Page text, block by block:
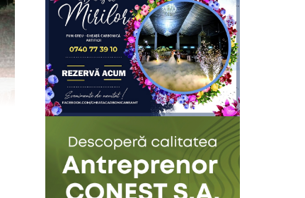
Colegiul Tehnic Ion Creang[ din Târgu Neamț
găzduiește mâine, pe 12 iunie concursul național
„Creangă... la el acasă”. Între orele 9 și 12 se vor
desfășura activități pe secțiuni precum creație
literară, proiecte, și Ciștește, rogu-te... Apoi, între
orele 12 și 18, în Amfiteatrul orașului Târgu Neamț
se va desfășura secțiunea de interpretare artistică:
citește..